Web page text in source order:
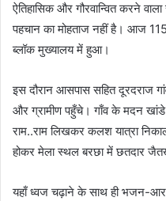
ऐतिहासिक और गौरवान्वित करने
पहचान का मोहताज नहीं है। आज
ब्लॉक मुख्यालय में हुआ।
इस दौरान आसपास सहित दूरदराज
और ग्रामीण पहुँचे। गाँव के मदन
राम..राम लिखकर कलश यात्रा
होकर मेला स्थल बरछा में छतदार
यहाँ ध्वज चढ़ाने के साथ ही भजन-